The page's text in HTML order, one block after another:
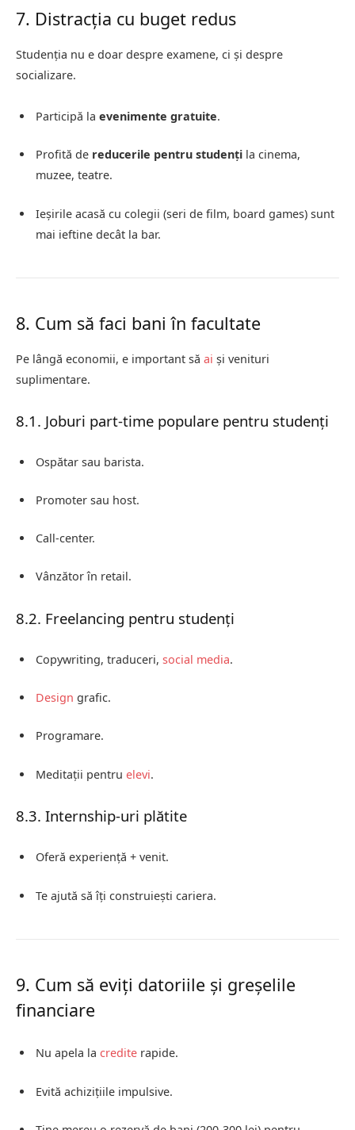
7. Distracția cu buget redus
Studenția nu e doar despre examene, ci și despre
socializare.
Participă la evenimente gratuite.
Profită de reducerile pentru studenți la cinema,
muzee, teatre.
Ieșirile acasă cu colegii (seri de film, board games) sunt
mai ieftine decât la bar.
8. Cum să faci bani în facultate
Pe lângă economii, e important să ai și venituri
suplimentare.
8.1. Joburi part-time populare pentru studenți
Ospătar sau barista.
Promoter sau host.
Call-center.
Vânzător în retail.
8.2. Freelancing pentru studenți
Copywriting, traduceri, social media.
Design grafic.
Programare.
Meditații pentru elevi.
8.3. Internship-uri plătite
Oferă experiență + venit.
Te ajută să îți construiești cariera.
9. Cum să eviți datoriile și greșelile
financiare
Nu apela la credite rapide.
Evită achizițiile impulsive.